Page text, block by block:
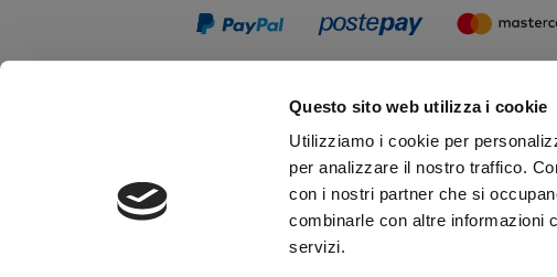
Questo sito web utilizza i cookie
Utilizziamo i cookie per
per analizzare il nostro traffico.
con i nostri partner che si
combinarle con altre informazioni
servizi.